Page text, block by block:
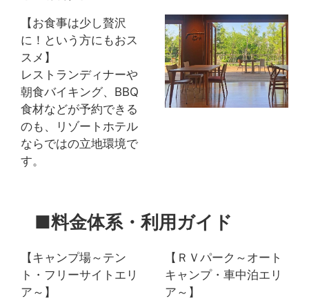
Reservation
舞洲で過ごす、すべての時間を大切にしてほしい。
Hotel The Day Osaka
Tel.06-6460-6688 受付時間9:00-21:00
【お食事は少し贅沢
に！という方にもおス
スメ】
レストランディナーや
朝食バイキング、BBQ
食材などが予約できる
のも、リゾートホテル
ならではの立地環境で
す。
■料金体系・利用ガイド
【キャンプ場～テン
ト・フリーサイトエリ
ア～】
【ＲＶパーク～オート
キャンプ・車中泊エリ
ア～】